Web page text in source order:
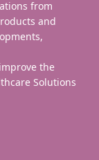
from
and
the
Solutions